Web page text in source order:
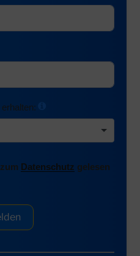
Datenschutz gelesen